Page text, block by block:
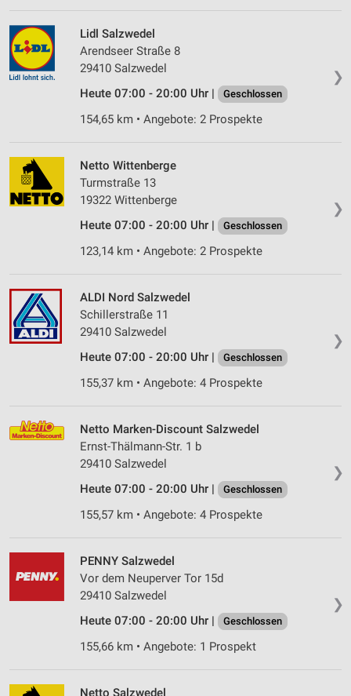
❯
Lidl Salzwedel
Arendseer Straße 8
29410 Salzwedel
Heute 07:00 - 20:00 Uhr |
Geschlossen
154,65 km • Angebote: 2 Prospekte
❯
Netto Wittenberge
Turmstraße 13
19322 Wittenberge
Heute 07:00 - 20:00 Uhr |
Geschlossen
123,14 km • Angebote: 2 Prospekte
❯
ALDI Nord Salzwedel
Schillerstraße 11
29410 Salzwedel
Heute 07:00 - 20:00 Uhr |
Geschlossen
155,37 km • Angebote: 4 Prospekte
❯
Netto Marken-Discount Salzwedel
Ernst-Thälmann-Str. 1 b
29410 Salzwedel
Heute 07:00 - 20:00 Uhr |
Geschlossen
155,57 km • Angebote: 4 Prospekte
❯
PENNY Salzwedel
Vor dem Neuperver Tor 15d
29410 Salzwedel
Heute 07:00 - 20:00 Uhr |
Geschlossen
155,66 km • Angebote: 1 Prospekt